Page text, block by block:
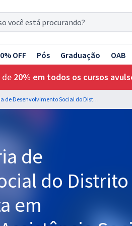
OFF Pós Graduação OAB
de 20% em todos os cursos
SEDES DF - Secretaria de Desenvolvimento Social do Distrito Federal - Especialista em Desenvolvimento e Assistência Social (EDAS) - Especialidade: Educador Social (Cargo 405) - Pós-edital
de
do Distrito
em